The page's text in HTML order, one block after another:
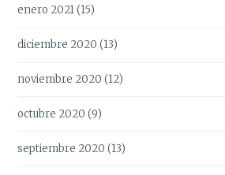
enero 2021(15)
diciembre 2020 (13)
noviembre 2020 (12)
octubre 2020 (9)
septiembre 2020 (13)